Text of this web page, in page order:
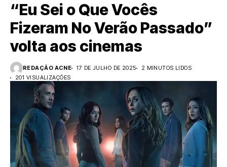
“Eu Sei o Que Vocês
Fizeram No Verão Passado”
volta aos cinemas
REDAÇÃO ACNE 17 DE JULHO DE 2025
2 MINUTOS LIDOS
201 VISUALIZAÇÕES